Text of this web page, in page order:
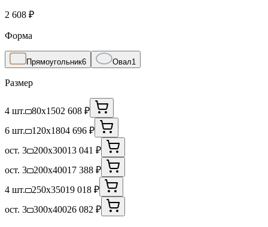
2 608 ₽
Форма
Прямоугольник6 Овал1
Размер
4 шт. 80x1502 608 ₽
6 шт.
120x1804 696 ₽
ост. 3
200x30013 041 ₽
ост. 3
200x40017 388 ₽
4 шт.
250x35019 018 ₽
ост. 3
300x40026 082 ₽